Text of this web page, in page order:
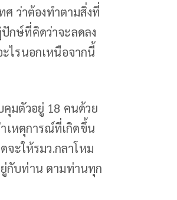
ศ ว่าต้องทำตามสิ่งที่
กษ์ที่คิดว่าจะลดลง
ไรนอกเหนือจากนี้
คุมตัวอยู่ 18 คนด้วย
เหตุการณ์ที่เกิดขึ้น
จะให้รมว.กลาโหม
กับท่าน ตามท่านทุก